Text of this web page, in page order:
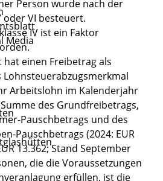
Media
Person wurde nach der
oder VI besteuert.
IV ist ein Faktor
hat einen Freibetrag als
Lohnsteuerabzugsmerkmal
Arbeitslohn im Kalenderjahr
des Grundfreibetrags,
Pauschbetrags und des
Pauschbetrags (2024: EUR
13.362; Stand September
die die Voraussetzungen
erfüllen, ist die